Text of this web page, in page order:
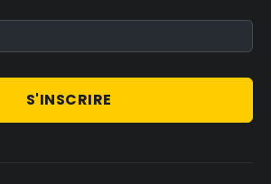
S'INSCRIRE